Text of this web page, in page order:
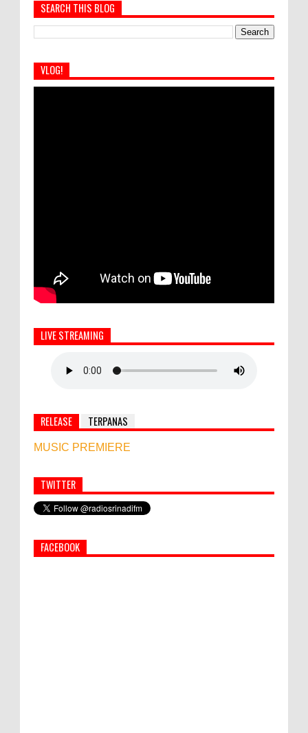
SEARCH THIS BLOG
VLOG!
LIVE STREAMING
RELEASE TERPANAS
MUSIC PREMIERE
Simbol Persahabatan, RI Bangun Islamic Centre di
Afghanistan
World Marketing Forum 2022:
TWITTER
FACEBOOK